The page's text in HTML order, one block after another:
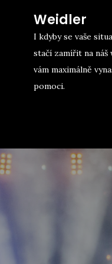
content
Weidler
I kdyby se vaše
stačí zamířit na náš
vám maximálně
pomoci.